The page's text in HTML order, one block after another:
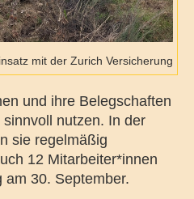
mit der Zurich Versicherung
und ihre Belegschaften
nutzen. In der
sie regelmäßig
12 Mitarbeiter*innen
am 30. September.